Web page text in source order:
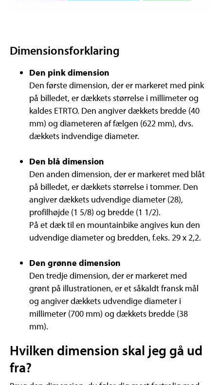
Dimensionsforklaring
Den pink dimension
Den første dimension, der er markeret med pink
på billedet, er dækkets størrelse i millimeter og
kaldes ETRTO. Den angiver dækkets bredde (40
mm) og diameteren af fælgen (622 mm), dvs.
dækkets indvendige diameter.
Den blå dimension
Den anden dimension, der er markeret med blåt
på billedet, er dækkets størrelse i tommer. Den
angiver dækkets udvendige diameter (28),
profilhøjde (1 5/8) og bredde (1 1/2).
På et dæk til en mountainbike angives kun den
udvendige diameter og bredden, f.eks. 29 x 2,2.
Den grønne dimension
Den tredje dimension, der er markeret med
grønt på illustrationen, er et såkaldt fransk mål
og angiver dækkets udvendige diameter i
millimeter (700 mm) og dækkets bredde (38
mm).
Hvilken dimension skal jeg gå ud
fra?